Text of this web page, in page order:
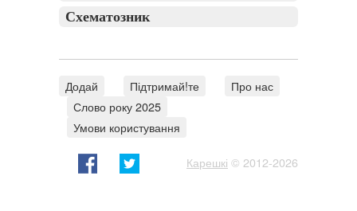
Схематозник
Додай Підтримай!те
Про нас
Слово року 2025
Умови користування
Карешкі © 2012-2026